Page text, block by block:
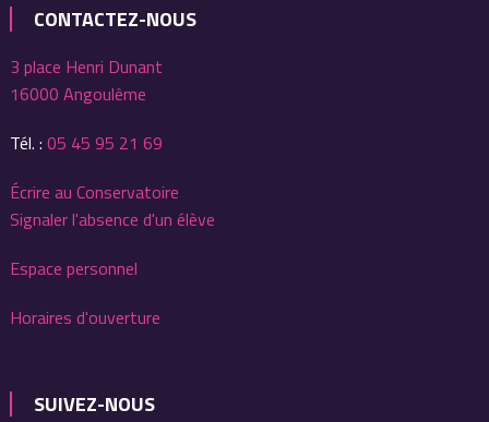
CONTACTEZ-NOUS
3 place Henri Dunant
16000 Angoulême
Tél. : 05 45 95 21 69
Écrire au Conservatoire
Signaler l'absence d'un élève
Espace personnel
Horaires d'ouverture
SUIVEZ-NOUS